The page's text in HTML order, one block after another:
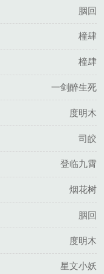
胭回
橦肆
橦肆
一剑醉生死
度明木
司皎
登临九霄
烟花树
胭回
度明木
星文小妖